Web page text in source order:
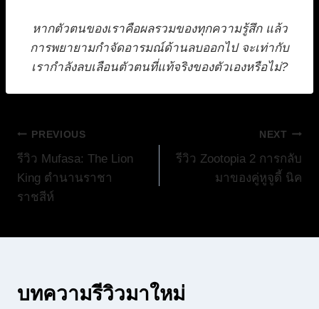
หากตัวตนของเราคือผลรวมของทุกความรู้สึก แล้ว
การพยายามกำจัดอารมณ์ด้านลบออกไป จะเท่ากับ
เรากำลังลบเลือนตัวตนที่แท้จริงของตัวเองหรือไม่?
แนะแนว
เรื่อง
PREVIOUS
รีวิว Mufasa: The Lion
King ตำนานราชา
ราชสีห์
NEXT
รีวิว Zootopia 2 การกลับ
มาของคู่หูจูดี้ นิค
บทความรีวิวมาใหม่